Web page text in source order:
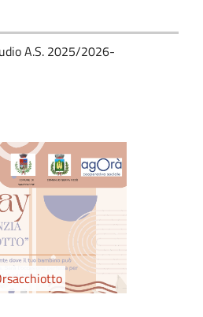
A.S. 2025/2026-